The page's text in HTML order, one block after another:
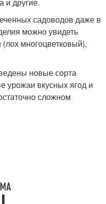
садоводов даже в
можно увидеть
многоцветковый),
новые сорта
урожаи вкусных ягод и
сложном